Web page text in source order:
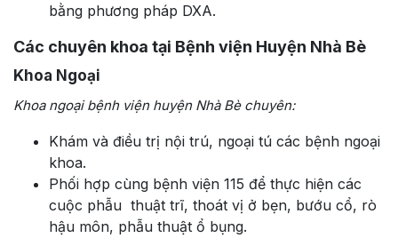
bằng phương pháp DXA.
Các chuyên khoa tại Bệnh viện Huyện Nhà Bè
Khoa Ngoại
Khoa ngoại bệnh viện huyện Nhà Bè chuyên:
Khám và điều trị nội trú, ngoại tú các bệnh ngoại
khoa.
Phối hợp cùng bệnh viện 115 để thực hiện các
cuộc phẫu thuật trĩ, thoát vị ở bẹn, bướu cổ, rò
hậu môn, phẫu thuật ổ bụng.